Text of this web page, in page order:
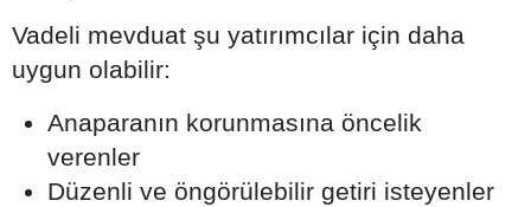
Vadeli mevduat şu yatırımcılar için daha
uygun olabilir:
Anaparanın korunmasına öncelik
verenler
Düzenli ve öngörülebilir getiri isteyenler